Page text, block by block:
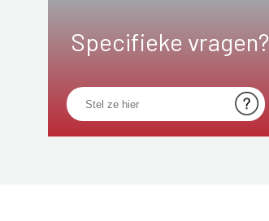
Specifieke vragen?